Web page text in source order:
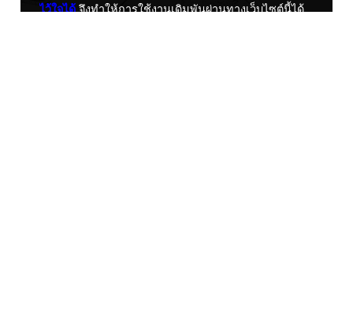
ไว้ใจได้จึงทำให้การใช้งานเดิมพันผ่านทางเว็บไซต์นี้ได้